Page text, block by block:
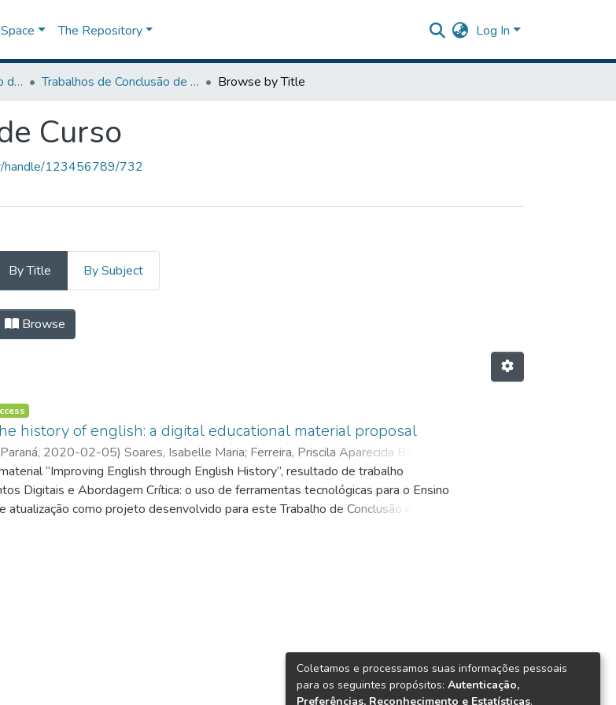
The Repository Log In
Especialização em Ensino da Língua Inglesa Trabalhos de Conclusão de Curso Browse by Title
Curso
handle/123456789/732
By Title By Subject
Curso by Title
Browse
history of english: a digital educational material proposal
2020-02-05) Soares, Isabelle Maria; Ferreira, Priscila Aparecida Borges
;http://lattes.cnpq.br/4408107680213600
“Improving English through English History”, resultado de trabalho
Digitais e Abordagem Crítica: o uso de ferramentas tecnológicas para o Ensino
atualização como projeto desenvolvido para este Trabalho de Conclusão de
os letramentos digitais, o principal objetivo do material é incluir a tecnologia
Coletamos e processamos suas informações pessoais
para os seguintes propósitos: Autenticação,
Preferências, Reconhecimento e Estatísticas.